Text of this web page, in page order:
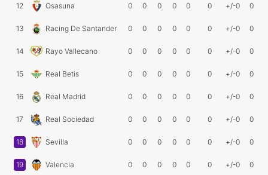
12 Osasuna 0 0 0 0 0 0 +/-0 0
13 Racing De Santander 0 0 0 0 0 0 +/-0 0
14 Rayo Vallecano 0 0 0 0 0 0 +/-0 0
15 Real Betis 0 0 0 0 0 0 +/-0 0
16 Real Madrid 0 0 0 0 0 0 +/-0 0
17 Real Sociedad 0 0 0 0 0 0 +/-0 0
18 Sevilla 0 0 0 0 0 0 +/-0 0
19 Valencia 0 0 0 0 0 0 +/-0 0